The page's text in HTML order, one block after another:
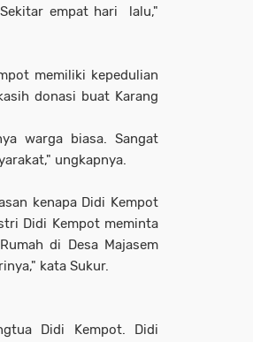
empat hari lalu,"
memiliki kepedulian
donasi buat Karang
warga biasa. Sangat
ungkapnya.
kenapa Didi Kempot
Didi Kempot meminta
di Desa Majasem
kata Sukur.
Didi Kempot. Didi